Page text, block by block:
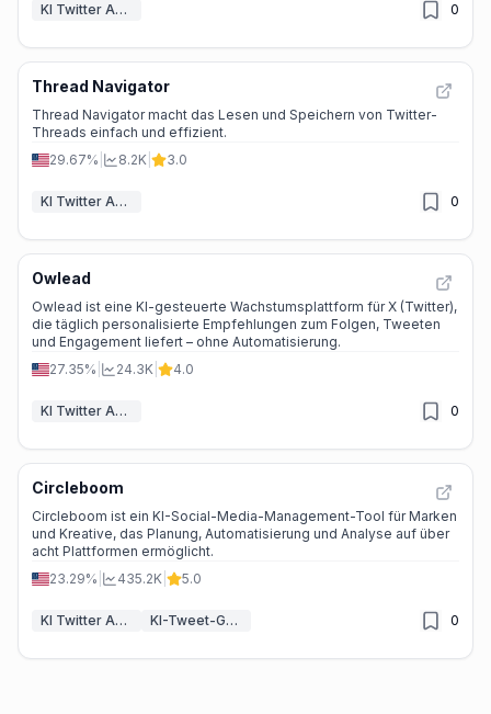
KI Twitter Assistent 0
Thread Navigator
Thread Navigator macht das Lesen und Speichern von Twitter-
Threads einfach und effizient.
29.67%
8.2K 3.0
KI Twitter Assistent 0
Owlead
Owlead ist eine KI-gesteuerte Wachstumsplattform für X (Twitter),
die täglich personalisierte Empfehlungen zum Folgen, Tweeten
und Engagement liefert – ohne Automatisierung.
27.35%
24.3K 4.0
KI Twitter Assistent 0
Circleboom
Circleboom ist ein KI-Social-Media-Management-Tool für Marken
und Kreative, das Planung, Automatisierung und Analyse auf über
acht Plattformen ermöglicht.
23.29%
435.2K 5.0
KI Twitter Assistent KI-Tweet-Generator 0